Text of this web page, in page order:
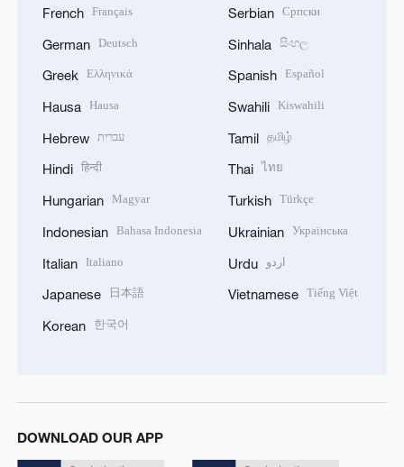
French Français
German Deutsch
Greek Ελληνικά
Hausa Hausa
Hebrew עברית
Hindi हिन्दी
Hungarian Magyar
Indonesian Bahasa Indonesia
Italian Italiano
Japanese 日本語
Korean 한국어
Serbian Српски
Sinhala සිංහල
Spanish Español
Swahili Kiswahili
Tamil தமிழ்
Thai ไทย
Turkish Türkçe
Ukrainian Українська
Urdu اردو
Vietnamese Tiếng Việt
DOWNLOAD OUR APP